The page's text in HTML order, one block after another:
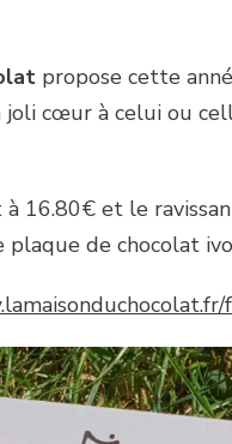
propose cette
cœur à celui ou
16.80€ et le
plaque de chocolat